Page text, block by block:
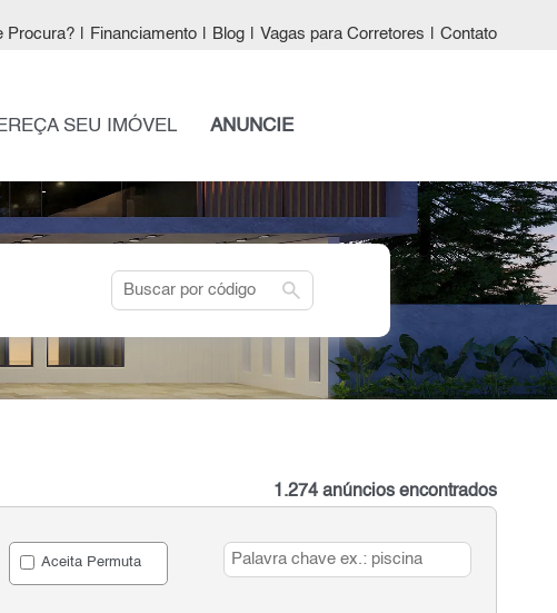
Procura? Financiamento Blog Vagas para Corretores Contato
SEU IMÓVEL ANUNCIE
search
1.274 anúncios encontrados
Aceita Permuta